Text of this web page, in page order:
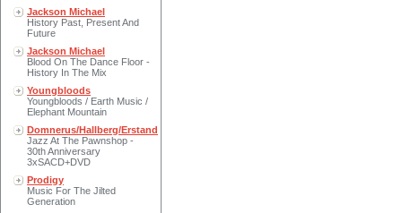
Jackson Michael
History Past, Present And
Future
Jackson Michael
Blood On The Dance Floor -
History In The Mix
Youngbloods
Youngbloods / Earth Music /
Elephant Mountain
Domnerus/Hallberg/Erstand
Jazz At The Pawnshop -
30th Anniversary
3xSACD+DVD
Prodigy
Music For The Jilted
Generation